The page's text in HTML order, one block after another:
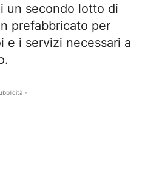
un secondo lotto di
prefabbricato per
e i servizi necessari a
-